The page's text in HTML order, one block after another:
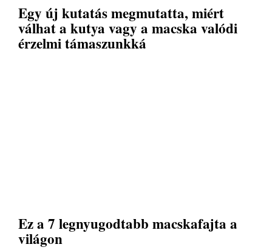
Egy új kutatás megmutatta, miért
válhat a kutya vagy a macska valódi
érzelmi támaszunkká
Ez a 7 legnyugodtabb macskafajta a
világon